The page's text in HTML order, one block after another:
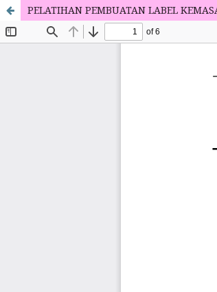
PELATIHAN PEMBUATAN LABEL